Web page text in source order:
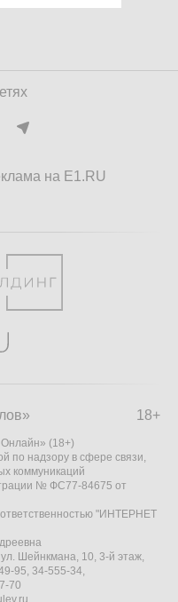
на E1.RU
18+
(18+)
по надзору в сфере связи,
коммуникаций
№ ФС77-84675 от
"ИНТЕРНЕТ
Шейнкмана, 10, 3-й этаж,
95, 34-555-34,
70